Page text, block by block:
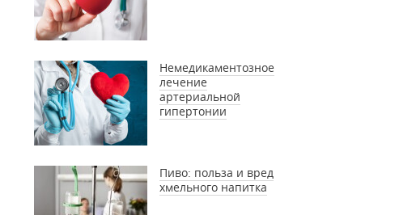
Немедикаментозное
лечение
артериальной
гипертонии
Пиво: польза и вред
хмельного напитка